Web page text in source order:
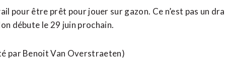
pour être prêt pour jouer sur gazon. Ce n’est pas un
débute le 29 juin prochain.
par Benoit Van Overstraeten)